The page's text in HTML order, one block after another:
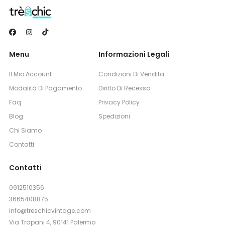
Menu
Il Mio Account
Modalità Di Pagamento
Faq
Blog
Chi Siamo
Contatti
Informazioni Legali
Condizioni Di Vendita
Diritto Di Recesso
Privacy Policy
Spedizioni
Contatti
0912510356
3665408875
info@treschicvintage.com
Via Trapani 4, 90141 Palermo